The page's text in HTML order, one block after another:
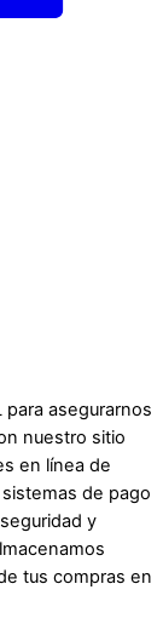
para asegurarnos
nuestro sitio
en línea de
de pago
y
tus compras en